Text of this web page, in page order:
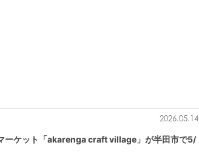
2026.05.14
ーケット「akarenga craft village」が半田市で5/